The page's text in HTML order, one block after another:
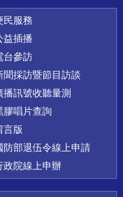
民服務
益插播
台參訪
聞採訪暨節目訪談
播訊號收聽量測
膠唱片查詢
言版
防部退伍令線上申請
政院線上申辦